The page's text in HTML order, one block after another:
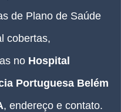
de Plano de Saúde
cobertas,
no Hospital
Portuguesa Belém
, endereço e contato.